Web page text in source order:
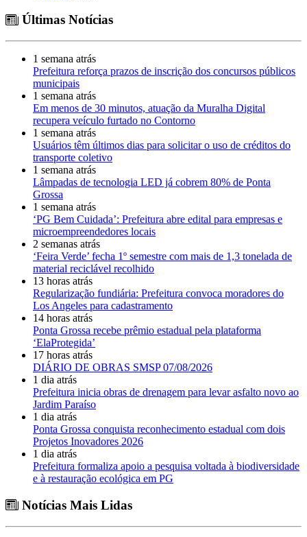
Últimas Notícias
1 semana atrás
Prefeitura reforça prazos de inscrição dos concursos públicos
municipais
1 semana atrás
Em menos de 30 minutos, atuação da Muralha Digital
recupera veículo furtado no Contorno
1 semana atrás
Usuários têm últimos dias para solicitar o uso de créditos do
transporte coletivo
1 semana atrás
Lâmpadas de tecnologia LED já cobrem 80% de Ponta
Grossa
1 semana atrás
‘PG Bem Cuidada’: Prefeitura abre edital para empresas e
microempreendedores locais
2 semanas atrás
‘Feira Verde’ fecha 1º semestre com mais de 1,3 tonelada de
material reciclável recolhido
13 horas atrás
Regularização fundiária: Prefeitura convoca moradores do
Los Angeles para cadastramento
14 horas atrás
Ponta Grossa recebe prêmio estadual pela plataforma
‘ElaProtegida’
17 horas atrás
DIÁRIO DE OBRAS SMSP 07/08/2026
1 dia atrás
Prefeitura inicia obras de drenagem para levar asfalto novo ao
Jardim Paraíso
1 dia atrás
Ponta Grossa conquista reconhecimento estadual com dois
Projetos Inovadores 2026
1 dia atrás
Prefeitura formaliza apoio a pesquisa voltada à biodiversidade
e à restauração ecológica em PG
Notícias Mais Lidas